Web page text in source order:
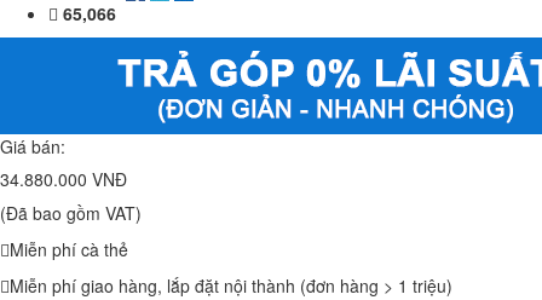
65,066
Giá bán:
34.880.000 VNĐ
(Đã bao gồm VAT)
Miễn phí cà thẻ
Miễn phí giao hàng, lắp đặt nội thành (đơn hàng > 1 triệu)